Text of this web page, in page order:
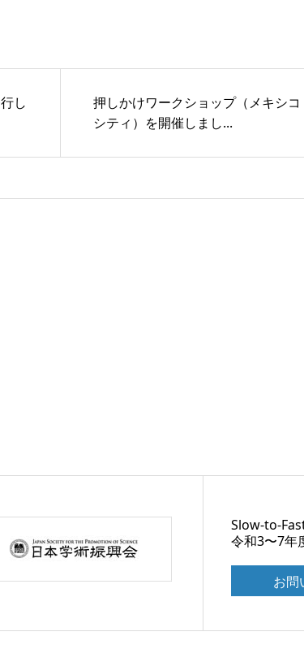
し
押しかけワークショップ（メキシコ
シティ）を開催しまし...
Slow-to-
令和3〜7年
お問